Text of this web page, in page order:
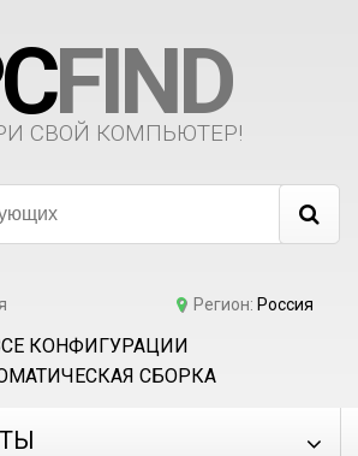
FIND
СВОЙ КОМПЬЮТЕР!
Регион: Россия
КОНФИГУРАЦИИ
СБОРКА